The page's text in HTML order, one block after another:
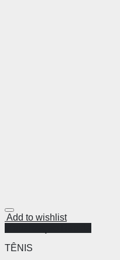
Add to wishlist
TÊNIS